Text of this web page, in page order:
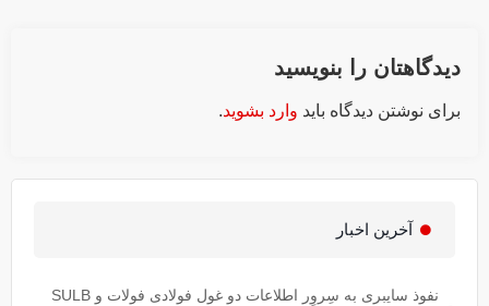
دیدگاهتان را بنویسید
برای نوشتن دیدگاه باید وارد بشوید.
آخرین اخبار
نفوذ سایبری به سِروِر اطلاعات دو غول فولادی فولات و SULB